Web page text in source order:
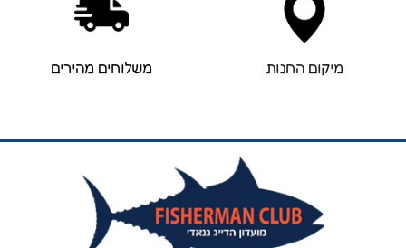
מיקום החנות משלוחים מהירים